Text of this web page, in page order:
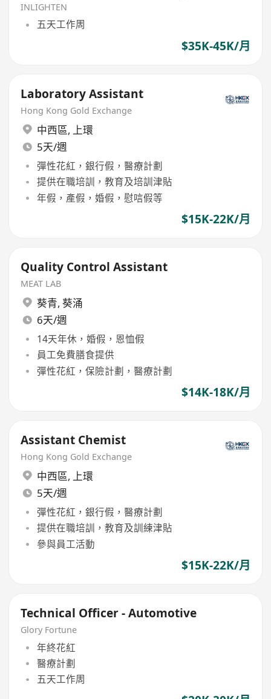
INLIGHTEN
五天工作周
$35K-45K/月
Laboratory Assistant
Hong Kong Gold Exchange
中西區, 上環
5天/週
彈性花紅，銀行假，醫療計劃
提供在職培訓，教育及培訓津貼
年假，產假，婚假，慰唁假等
$15K-22K/月
Quality Control Assistant
MEAT LAB
葵青, 葵涌
6天/週
14天年休，婚假，恩恤假
員工免費膳食提供
彈性花紅，保險計劃，醫療計劃
$14K-18K/月
Assistant Chemist
Hong Kong Gold Exchange
中西區, 上環
5天/週
彈性花紅，銀行假，醫療計劃
提供在職培訓，教育及訓練津貼
參與員工活動
$15K-22K/月
Technical Officer - Automotive
Glory Fortune
年終花紅
醫療計劃
五天工作周